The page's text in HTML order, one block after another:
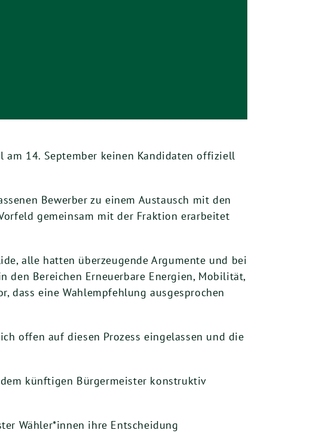
am 14. September keinen Kandidaten offiziell
Bewerber zu einem Austausch mit den
gemeinsam mit der Fraktion erarbeitet
alle hatten überzeugende Argumente und bei
den Bereichen Erneuerbare Energien, Mobilität,
dass eine Wahlempfehlung ausgesprochen
offen auf diesen Prozess eingelassen und die
künftigen Bürgermeister konstruktiv
Wähler*innen ihre Entscheidung